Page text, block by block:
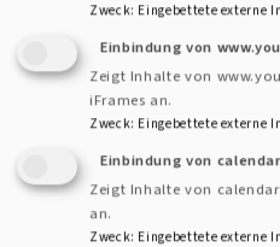
Heute gibts für euch ein
der euch in der Kälte wärmt.
Habt Spaß beim Nachkochen
Teeplätzchen vom letzten
Zweck: Eingebettete externe
Einbindung von
Zeigt Inhalte von
iFrames an.
Zweck: Eingebettete externe
Einbindung von
Zeigt Inhalte von
an.
Zweck: Eingebettete externe